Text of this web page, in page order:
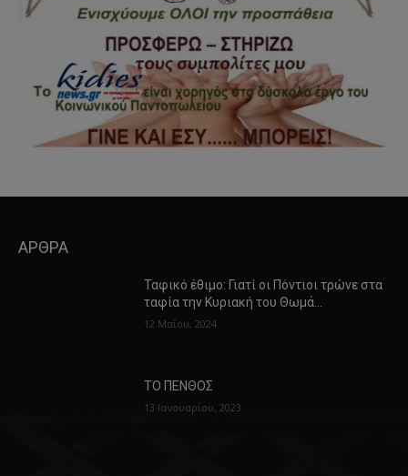
ΑΡΘΡΑ
Ταφικό έθιμο: Γιατί οι Πόντιοι τρώνε στα
ταφία την Κυριακή του Θωμά…
12 Μαΐου, 2024
ΤΟ ΠΕΝΘΟΣ
13 Ιανουαρίου, 2023